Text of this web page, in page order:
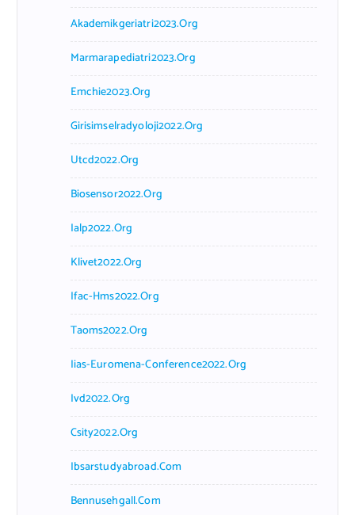
Akademikgeriatri2023.org
Marmarapediatri2023.org
Emchie2023.org
Girisimselradyoloji2022.org
Utcd2022.org
Biosensor2022.org
Ialp2022.org
Klivet2022.org
Ifac-Hms2022.org
Taoms2022.org
Iias-Euromena-Conference2022.org
Ivd2022.org
Csity2022.org
Ibsarstudyabroad.com
Bennusehgall.com